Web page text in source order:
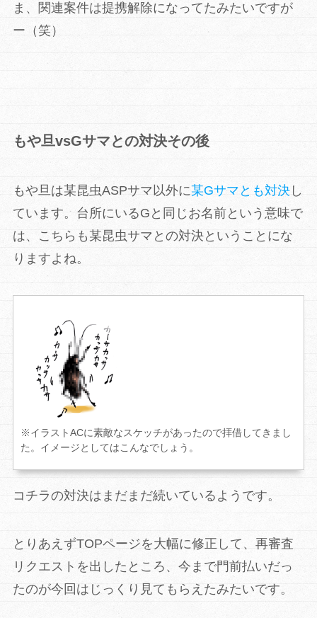
ま、関連案件は提携解除になってたみたいですが
ー（笑）
もや旦vsGサマとの対決その後
もや旦は某昆虫ASPサマ以外に某Gサマとも対決し
ています。台所にいるGと同じお名前という意味で
は、こちらも某昆虫サマとの対決ということにな
りますよね。
※イラストACに素敵なスケッチがあったので拝借してきまし
た。イメージとしてはこんなでしょう。
コチラの対決はまだまだ続いているようです。
とりあえずTOPページを大幅に修正して、再審査
リクエストを出したところ、今まで門前払いだっ
たのが今回はじっくり見てもらえたみたいです。